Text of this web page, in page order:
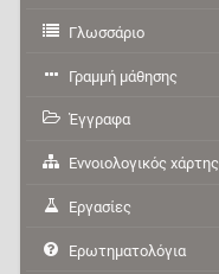
Γλωσσάριο
Γραμμή μάθησης
Έγγραφα
Εννοιολογικός χάρτης
Εργασίες
Ερωτηματολόγια